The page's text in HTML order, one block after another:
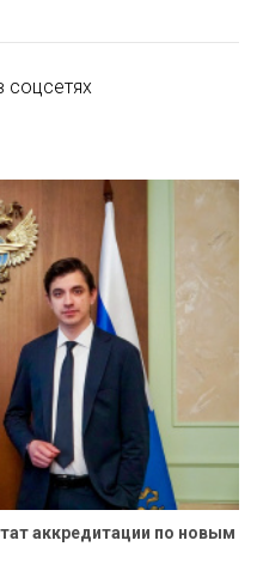
соцсетях
аккредитации по новым